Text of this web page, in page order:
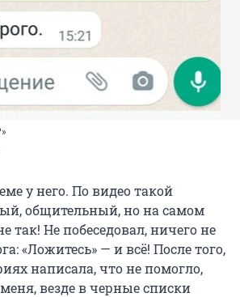
у него. По видео такой
общительный, но на самом
так! Не побеседовал, ничего не
«Ложитесь» — и всё! После того,
написала, что не помогло,
везде в черные списки